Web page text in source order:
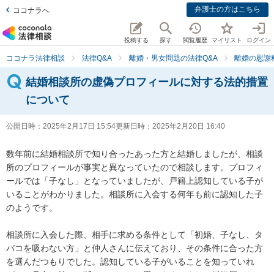
ココナラへ 弁護士の方はこちら
投稿する 探す 閲覧履歴 マイリスト ログイン
ココナラ法律相談 法律Q&A 離婚・男女問題の法律Q&A 離婚の慰謝
結婚相談所の虚偽プロフィールに対する法的措置
について
公開日時： 2025年2月17日 15:54更新日時： 2025年2月20日 16:40
数年前に結婚相談所で知り合ったあった方と結婚しましたが、相談
所のプロフィールが事実と異なっていたので相談します。プロフィ
ールでは「子なし」となっていましたが、戸籍上認知している子が
いることがわかりました。相談所に入会する何年も前に認知した子
のようです。
相談所に入会した際、相手に求める条件として「初婚、子なし、タ
バコを吸わない方」と仲人さんに伝えており、その条件に合った方
を選んだつもりでした。認知している子がいることを知っていれ